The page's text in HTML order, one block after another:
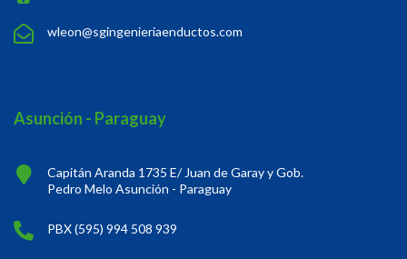
wleon@sgingenieriaenductos.com
Asunción - Paraguay
Capitán Aranda 1735 E/ Juan de Garay y Gob.
Pedro Melo Asunción - Paraguay
PBX (595) 994 508 939